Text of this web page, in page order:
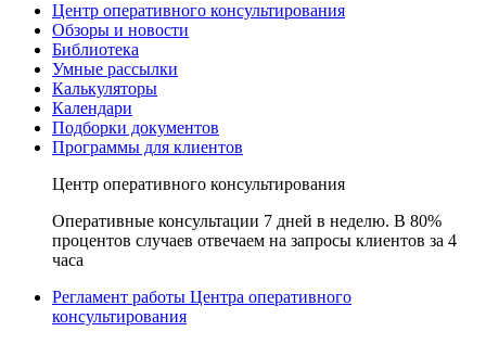
Центр оперативного консультирования
Обзоры и новости
Библиотека
Умные рассылки
Калькуляторы
Календари
Подборки документов
Программы для клиентов
Центр оперативного консультирования
Оперативные консультации 7 дней в неделю. В 80%
процентов случаев отвечаем на запросы клиентов за 4
часа
Регламент работы Центра оперативного
консультирования